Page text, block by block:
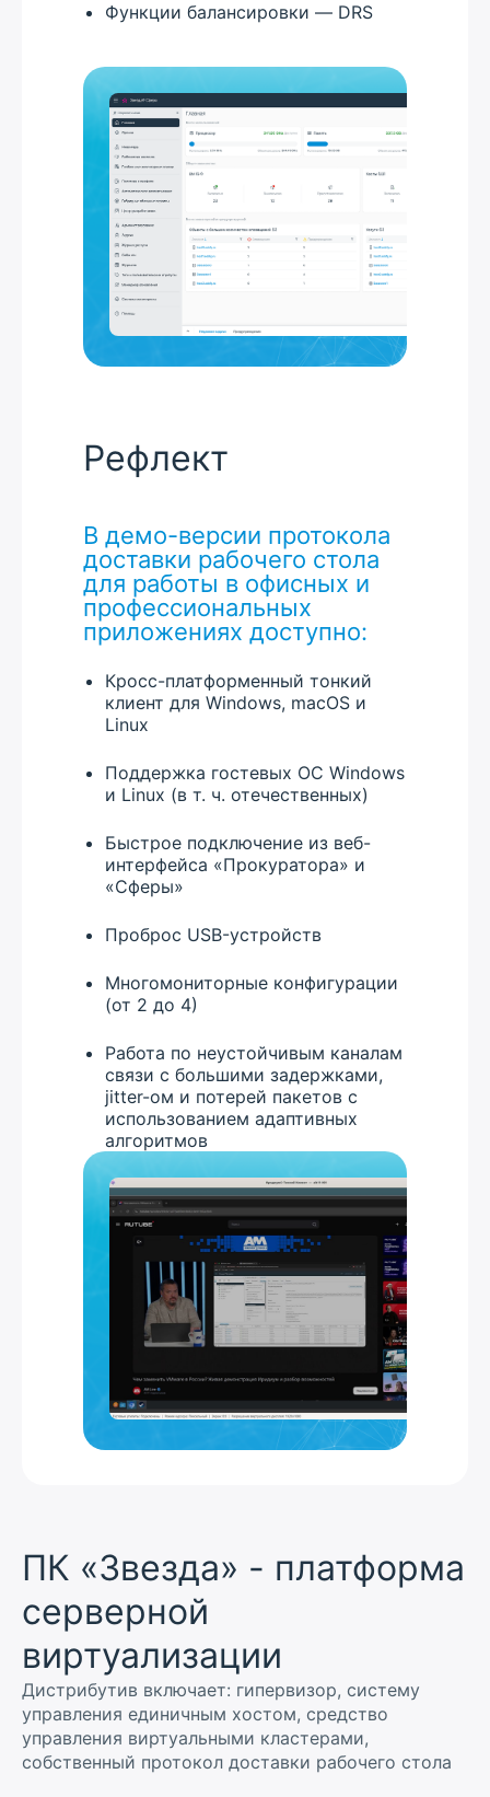
Функции балансировки — DRS
Рефлект
В демо-версии протокола
доставки рабочего стола
для работы в офисных и
профессиональных
приложениях доступно:
Кросс-платформенный тонкий
клиент для Windows, macOS и
Linux
Поддержка гостевых ОС Windows
и Linux (в т. ч. отечественных)
Быстрое подключение из веб-
интерфейса «Прокуратора» и
«Сферы»
Проброс USB-устройств
Многомониторные конфигурации
(от 2 до 4)
Работа по неустойчивым каналам
связи с большими задержками,
jitter-ом и потерей пакетов с
использованием адаптивных
алгоритмов
ПК «Звезда» - платформа
серверной
виртуализации
Дистрибутив включает: гипервизор, систему
управления единичным хостом, средство
управления виртуальными кластерами,
собственный протокол доставки рабочего стола